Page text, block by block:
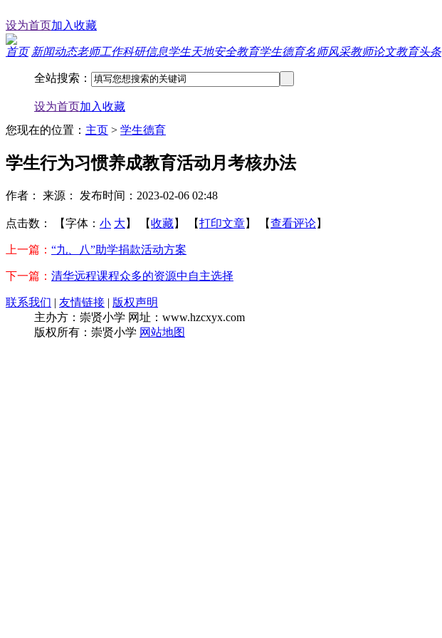
设为首页加入收藏
首页 新闻动态老师工作科研信息学生天地安全教育学生德育名师风采教师论文教育头条
全站搜索：
您现在的位置： 主页 > 学生德育
学生行为习惯养成教育活动月考核办法
作者： 来源： 发布时间：2023-02-06 02:48
点击数： 【字体： 小 大 】 【收藏】 【打印文章】 【查看评论】
上一篇： “九、八”助学捐款活动方案
下一篇： 清华远程课程众多的资源中自主选择
联系我们 | 友情链接 | 版权声明
主办方：崇贤小学 网址：www.hzcxyx.com
版权所有：崇贤小学 网站地图